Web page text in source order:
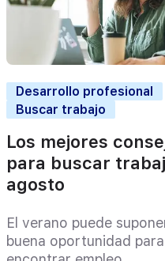
Desarrollo profesional
Buscar trabajo
Los mejores
para buscar
agosto
El verano puede
buena oportunidad para